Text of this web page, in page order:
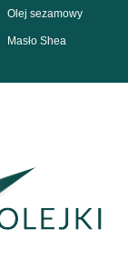
Olej sezamowy
Masło Shea